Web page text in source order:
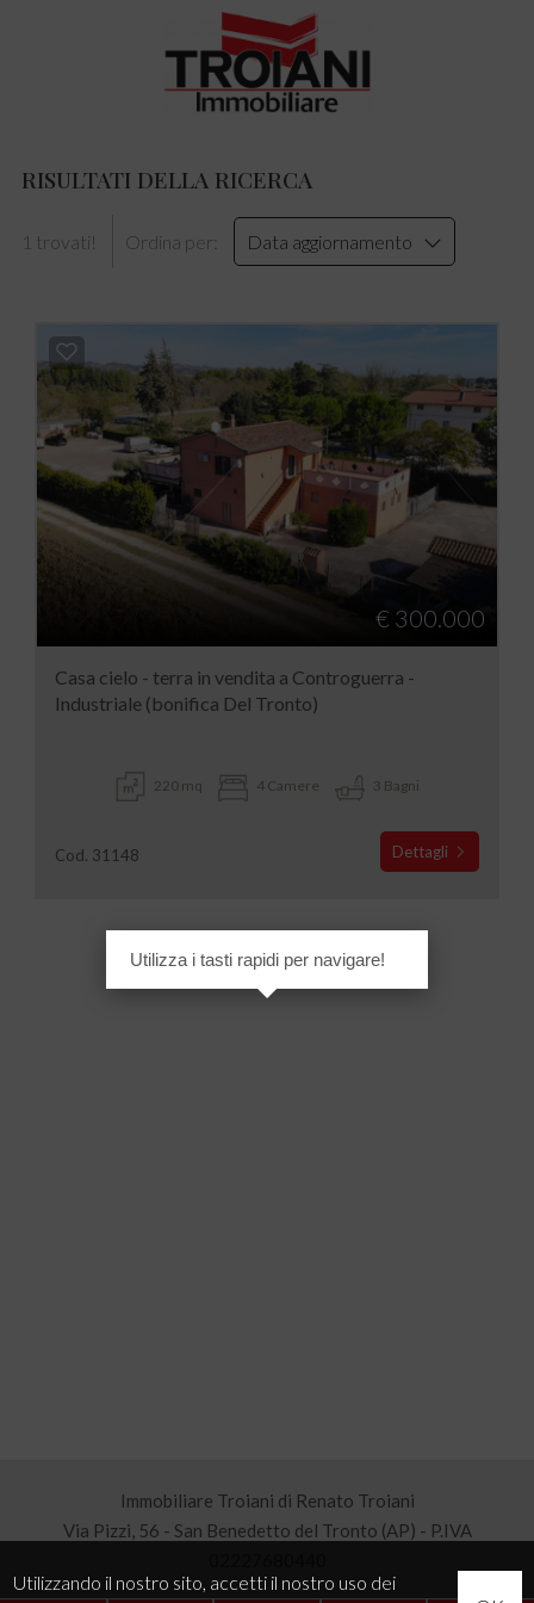
RISULTATI DELLA RICERCA
1 trovati! Ordina per: Data aggiornamento
€ 300.000
Casa cielo - terra in vendita a Controguerra -
Industriale (bonifica Del Tronto)
220 mq 4 Camere 3 Bagni
Cod. 31148 Dettagli
Immobiliare Troiani di Renato Troiani
Via Pizzi, 56 - San Benedetto del Tronto (AP) - P.IVA
Utilizza i tasti rapidi per navigare!
Utilizzando il nostro sito, accetti il nostro uso dei